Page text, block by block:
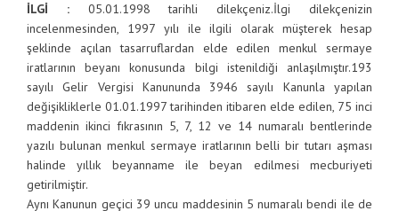
İLGİ : 05.01.1998 tarihli dilekçeniz.İlgi dilekçenizin
incelenmesinden, 1997 yılı ile ilgili olarak müşterek hesap
şeklinde açılan tasarruflardan elde edilen menkul sermaye
iratlarının beyanı konusunda bilgi istenildiği anlaşılmıştır.193
sayılı Gelir Vergisi Kanununda 3946 sayılı Kanunla yapılan
değişikliklerle 01.01.1997 tarihinden itibaren elde edilen, 75 inci
maddenin ikinci fıkrasının 5, 7, 12 ve 14 numaralı bentlerinde
yazılı bulunan menkul sermaye iratlarının belli bir tutarı aşması
halinde yıllık beyanname ile beyan edilmesi mecburiyeti
getirilmiştir.
Aynı Kanunun geçici 39 uncu maddesinin 5 numaralı bendi ile de